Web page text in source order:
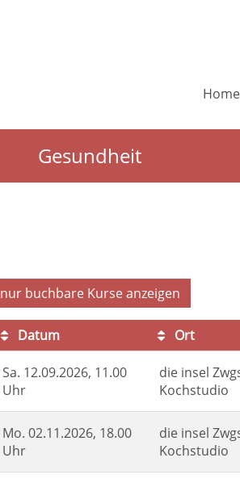
Home
Gesundheit
nur buchbareKurse anzeigen
Datum Ort
Sa. 12.09.2026, 11.00
Uhr
die insel
Kochstudio
Mo. 02.11.2026, 18.00
Uhr
die insel
Kochstudio